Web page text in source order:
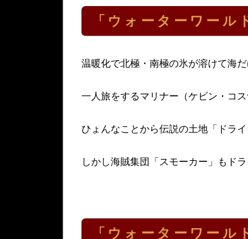
「ウォーターワール
温暖化で北極・南極の氷が溶けて海
一人旅をするマリナー（ケビン・コ
ひょんなことから伝説の土地「ドラ
しかし海賊集団「スモーカー」もド
「ウォーターワール